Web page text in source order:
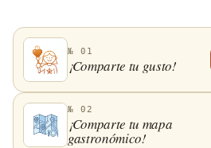
№ 01
¡Comparte tu gusto!
№ 02
¡Comparte tu mapa
gastronómico!